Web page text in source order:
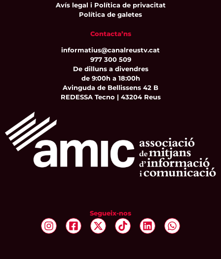
Avís legal i Política de privacitat
Política de galetes
Contacta’ns
informatius@canalreustv.cat
977 300 509
De dilluns a divendres
de 9:00h a 18:00h
Avinguda de Bellissens 42 B
REDESSA Tecno | 43204 Reus
Segueix-nos